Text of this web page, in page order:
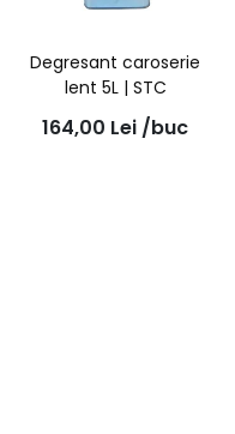
Degresant caroserie
lent 5L | STC
164,00 Lei /buc